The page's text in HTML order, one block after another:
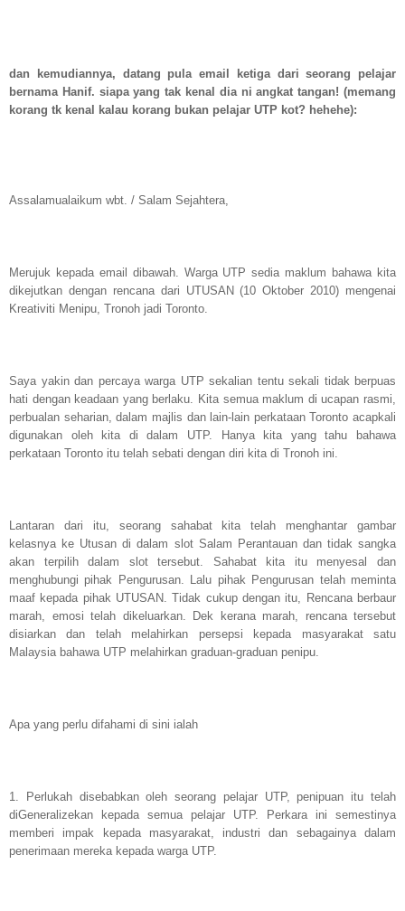
dan kemudiannya, datang pula email ketiga dari seorang pelajar
bernama Hanif. siapa yang tak kenal dia ni angkat tangan! (memang
korang tk kenal kalau korang bukan pelajar UTP kot? hehehe):
Assalamualaikum wbt. / Salam Sejahtera,
Merujuk kepada email dibawah. Warga UTP sedia maklum bahawa kita
dikejutkan dengan rencana dari UTUSAN (10 Oktober 2010) mengenai
Kreativiti Menipu, Tronoh jadi Toronto.
Saya yakin dan percaya warga UTP sekalian tentu sekali tidak berpuas
hati dengan keadaan yang berlaku. Kita semua maklum di ucapan rasmi,
perbualan seharian, dalam majlis dan lain-lain perkataan Toronto acapkali
digunakan oleh kita di dalam UTP. Hanya kita yang tahu bahawa
perkataan Toronto itu telah sebati dengan diri kita di Tronoh ini.
Lantaran dari itu, seorang sahabat kita telah menghantar gambar
kelasnya ke Utusan di dalam slot Salam Perantauan dan tidak sangka
akan terpilih dalam slot tersebut. Sahabat kita itu menyesal dan
menghubungi pihak Pengurusan. Lalu pihak Pengurusan telah meminta
maaf kepada pihak UTUSAN. Tidak cukup dengan itu, Rencana berbaur
marah, emosi telah dikeluarkan. Dek kerana marah, rencana tersebut
disiarkan dan telah melahirkan persepsi kepada masyarakat satu
Malaysia bahawa UTP melahirkan graduan-graduan penipu.
Apa yang perlu difahami di sini ialah
1. Perlukah disebabkan oleh seorang pelajar UTP, penipuan itu telah
diGeneralizekan kepada semua pelajar UTP. Perkara ini semestinya
memberi impak kepada masyarakat, industri dan sebagainya dalam
penerimaan mereka kepada warga UTP.